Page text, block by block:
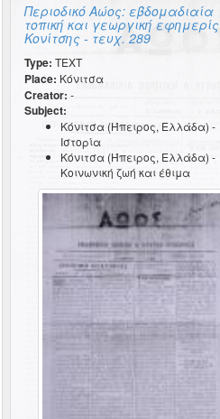
Περιοδικό Αώος: εβδομαδιαία
τοπική και γεωργική εφημερίς
Κονίτσης - τευχ. 289
Type: TEXT
Place: Κόνιτσα
Creator: -
Subject:
Κόνιτσα (Ήπειρος, Ελλάδα) -
Ιστορία
Κόνιτσα (Ήπειρος, Ελλάδα) -
Κοινωνική ζωή και έθιμα